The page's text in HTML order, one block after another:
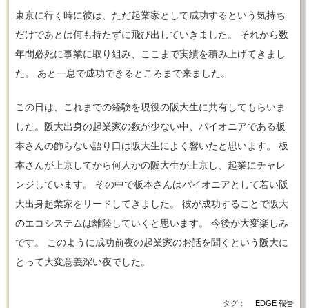
東京に行く時に彼は、ただ起業家として成功するという気持ち
だけであとは何も持たずに飛び出していきました。 それから数
年間必死に事業に取り組み、ここまで実績を積み上げてきまし
た。 あと一息で成功できるところまで来ました。
この日は、これまでの経験を現役の阪大生に共有してもらいま
した。阪大出身の起業家の数が少ない中、パイオニアである板
本さんの飾らない語り口は阪大生によく響いたと思います。 板
本さんが上京してから何人かの阪大生が上京し、起業にチャレ
ンジしています。 その中で板本さんはパイオニアとして若い阪
大出身起業家をリードしてきました。 彼が成功することで阪大
のエコシステムは離陸していくと思います。 今後が大変楽しみ
です。 このように成功前夜の起業家のお話を聞くという阪大に
とって大変意義深い夜でした。
タグ：EDGE 報告